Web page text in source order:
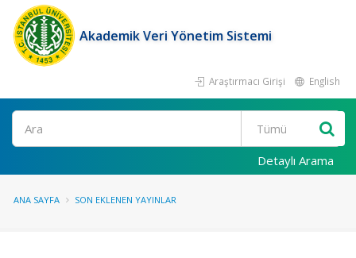
Akademik Veri Yönetim Sistemi
Araştırmacı Girişi English
Ara
Detaylı Arama
ANA SAYFA SON EKLENEN YAYINLAR